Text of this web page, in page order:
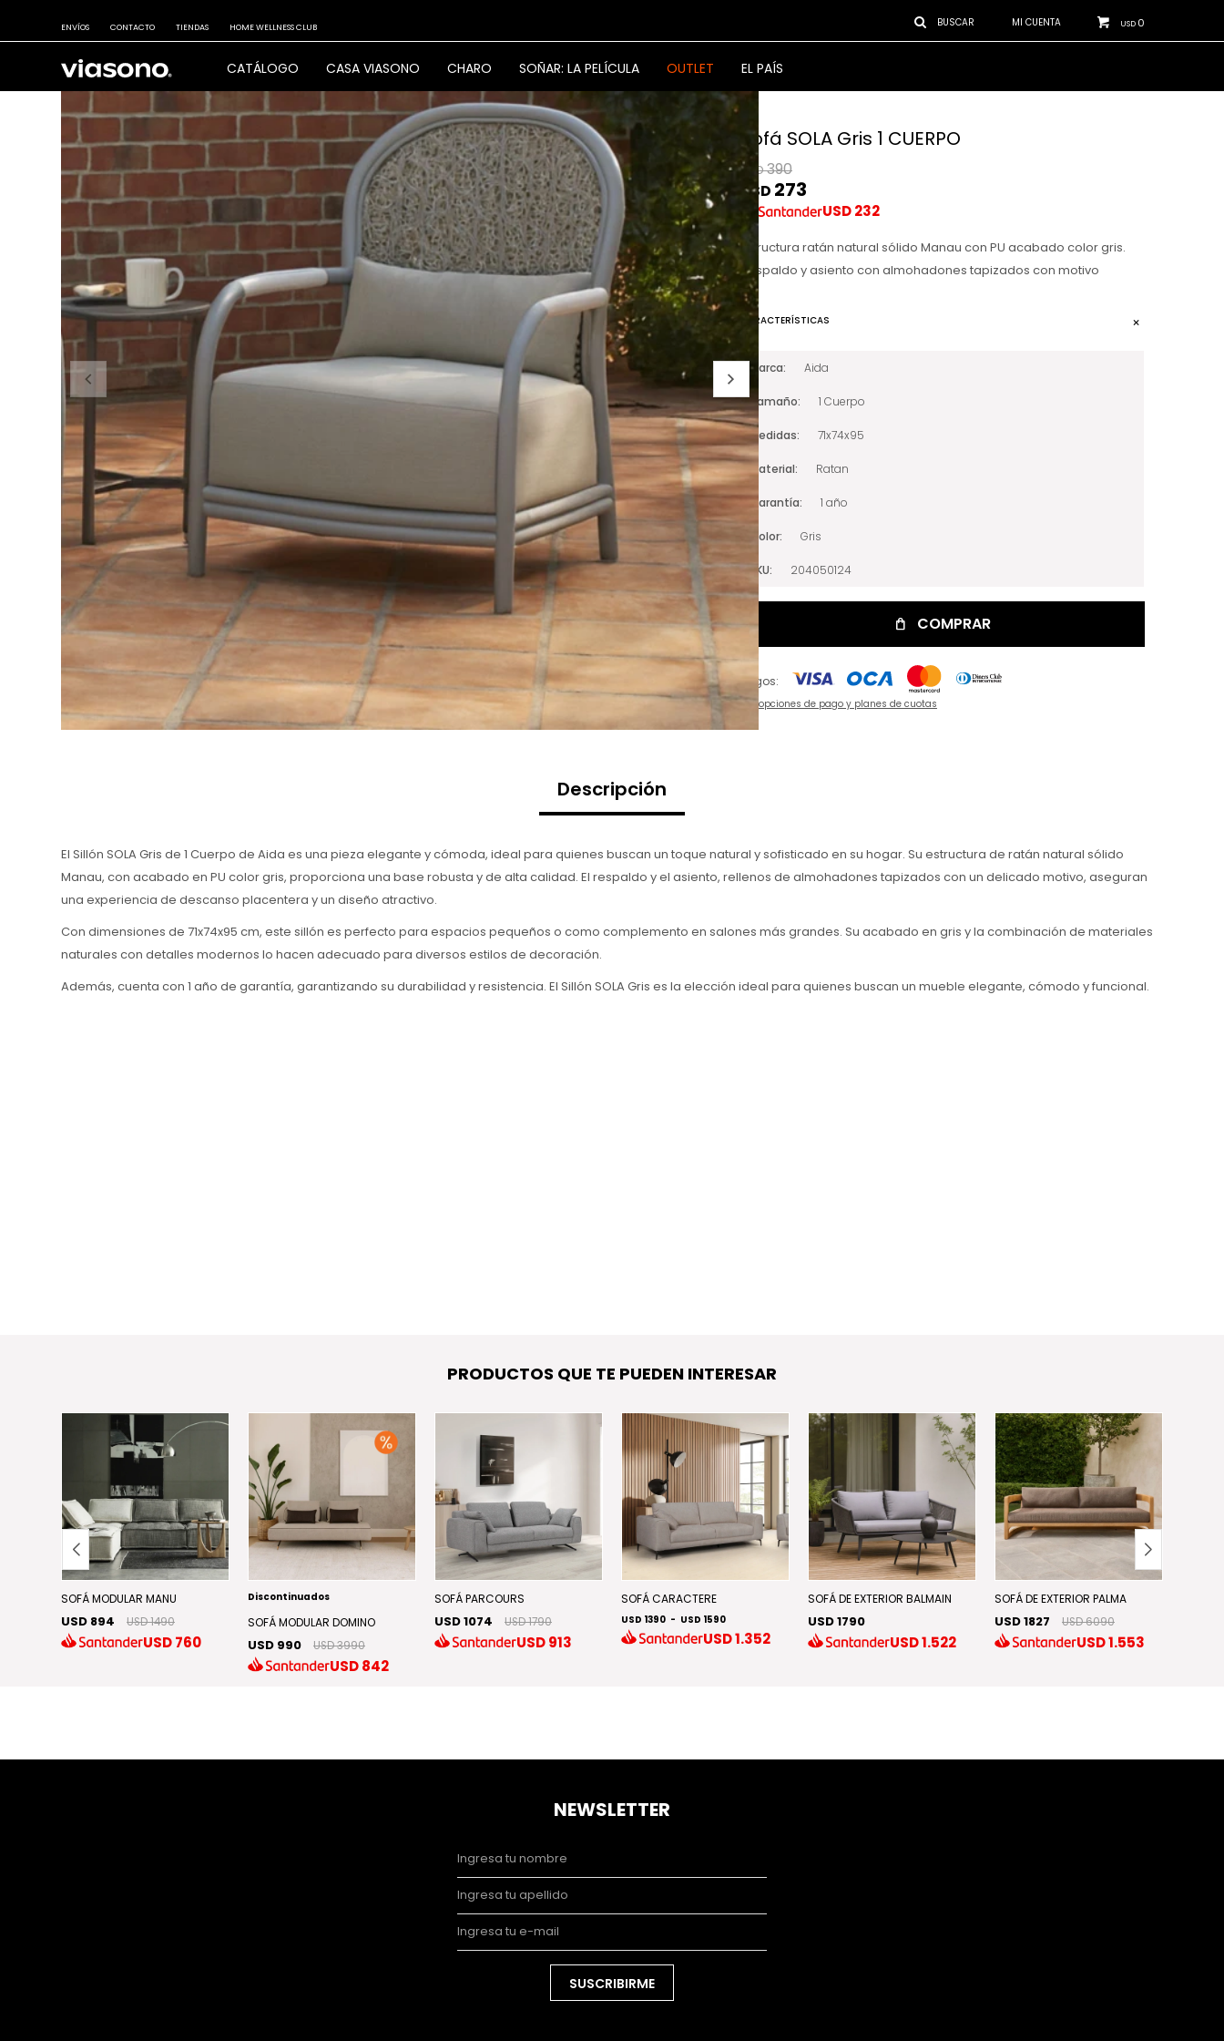
CATÁLOGO CASA VIASONO CHARO SOÑAR: LA PELÍCULA OUTLET EL PAÍS
USD 0
ENVÍOS CONTACTO TIENDAS HOME WELLNESS CLUB
Sofá SOLA Gris 1 CUERPO
USD390
USD 273
USD232
Estructura ratán natural sólido Manau con PU acabado color gris.
Respaldo y asiento con almohadones tapizados con motivo
CARACTERÍSTICAS
Marca Aida
Tamaño 1 Cuerpo
Medidas 71x74x95
Material Ratan
Garantía 1 año
Color Gris
SKU 204050124
COMPRAR
Pagos:
Ver opciones de pago y planes de cuotas
Descripción
El Sillón SOLA Gris de 1 Cuerpo de Aida es una pieza elegante y cómoda, ideal para quienes buscan un toque natural y sofisticado en su hogar. Su estructura de ratán natural sólido
Manau, con acabado en PU color gris, proporciona una base robusta y de alta calidad. El respaldo y el asiento, rellenos de almohadones tapizados con un delicado motivo, aseguran
una experiencia de descanso placentera y un diseño atractivo.
Con dimensiones de 71x74x95 cm, este sillón es perfecto para espacios pequeños o como complemento en salones más grandes. Su acabado en gris y la combinación de materiales
naturales con detalles modernos lo hacen adecuado para diversos estilos de decoración.
Además, cuenta con 1 año de garantía, garantizando su durabilidad y resistencia. El Sillón SOLA Gris es la elección ideal para quienes buscan un mueble elegante, cómodo y funcional.
PRODUCTOS QUE TE PUEDEN INTERESAR
SOFÁ MODULAR MANU
USD 894 USD 1490
USD760
Discontinuados
SOFÁ MODULAR DOMINO
USD 990 USD 3990
USD842
SOFÁ PARCOURS
USD 1074 USD 1790
USD913
SOFÁ CARACTERE
USD 1390 - USD 1590
USD1.352
SOFÁ DE EXTERIOR BALMAIN
USD 1790
USD1.522
SOFÁ DE EXTERIOR PALMA
USD 1827 USD 6090
USD1.553
NEWSLETTER
SUSCRIBIRME